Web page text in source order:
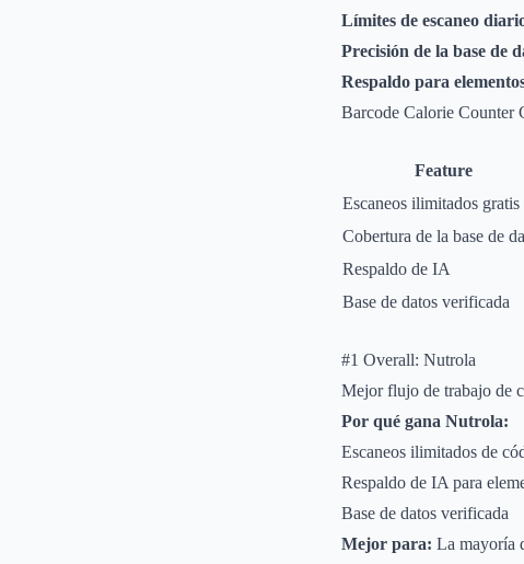
Límites de escaneo
Precisión de la base de
Respaldo para
Barcode Calorie Counter
Feature
Escaneos ilimitados gratis
Cobertura de la base de
Respaldo de IA
Base de datos verificada
#1 Overall: Nutrola
Mejor flujo de trabajo de
Por qué gana Nutrola:
Escaneos ilimitados de
Respaldo de IA para
Base de datos verificada
Mejor para: La mayoría